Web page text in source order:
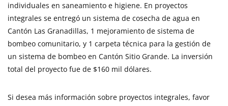
individuales en saneamiento e higiene. En proyectos
integrales se entregó un sistema de cosecha de agua en
Cantón Las Granadillas, 1 mejoramiento de sistema de
bombeo comunitario, y 1 carpeta técnica para la gestión de
un sistema de bombeo en Cantón Sitio Grande. La inversión
total del proyecto fue de $160 mil dólares.
Si desea más información sobre proyectos integrales, favor